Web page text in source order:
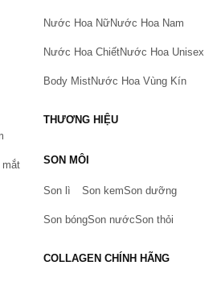
phẩm hay mua hàng?
Hoặc gọi cho chúng tôi qua số
mắt
Nước Hoa NữNước Hoa Nam
Nước Hoa ChiếtNước Hoa Unisex
Body MistNước Hoa Vùng Kín
THƯƠNG HIỆU
SON MÔI
Son lì Son kemSon dưỡng
Son bóngSon nướcSon thỏi
COLLAGEN CHÍNH HÃNG